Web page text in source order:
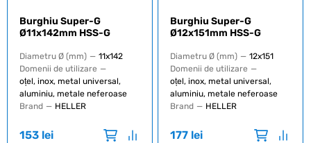
Burghiu Super-G
Ø11x142mm HSS-G
Diametru Ø (mm) — 11x142
Domenii de utilizare —
oțel, inox, metal universal,
aluminiu, metale neferoase
Brand — HELLER
153 lei
Burghiu Super-G
Ø12x151mm HSS-G
Diametru Ø (mm) — 12x151
Domenii de utilizare —
oțel, inox, metal universal,
aluminiu, metale neferoase
Brand — HELLER
177 lei